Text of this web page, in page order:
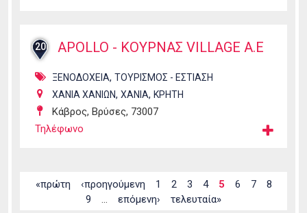
20 APOLLO - ΚΟΥΡΝΑΣ VILLAGE Α.Ε
ΞΕΝΟΔΟΧΕΙΑ, ΤΟΥΡΙΣΜΟΣ - ΕΣΤΙΑΣΗ
ΧΑΝΙΑ ΧΑΝΙΩΝ, ΧΑΝΙΑ, ΚΡΗΤΗ
Κάβρος, Βρύσες, 73007
Τηλέφωνο
«πρώτη ‹προηγούμενη 1 2 3 4 5 6 7
8
9
επόμενη› τελευταία»